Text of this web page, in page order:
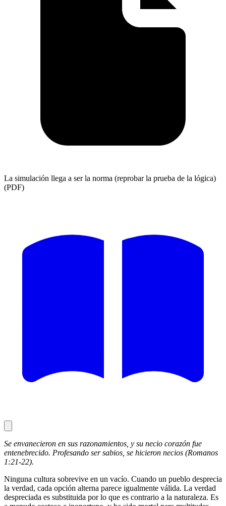
La simulación llega a ser la norma (reprobar la prueba de la lógica)
(PDF)
Se envanecieron en sus razonamientos, y su necio corazón fue
entenebrecido. Profesando ser sabios, se hicieron necios (Romanos
1:21-22).
Ninguna cultura sobrevive en un vacío. Cuando un pueblo desprecia
la verdad, cada opción alterna parece igualmente válida. La verdad
despreciada es substituida por lo que es contrario a la naturaleza. Es